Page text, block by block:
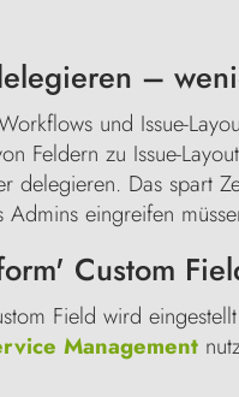
–
und Issue-
Feldern zu Issue-
delegieren. Das spart
eingreifen
Custom
Field wird
Management